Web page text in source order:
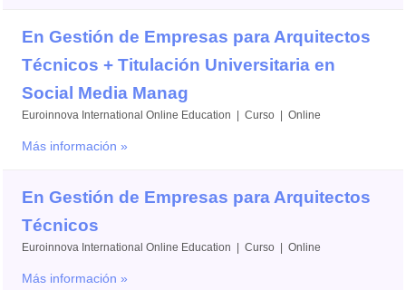
En Gestión de Empresas para Arquitectos
Técnicos + Titulación Universitaria en
Social Media Manag
Euroinnova International Online Education | Curso | Online
Más información »
En Gestión de Empresas para Arquitectos
Técnicos
Euroinnova International Online Education | Curso | Online
Más información »